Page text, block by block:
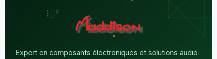
Expert en composants électroniques et solutions audio-